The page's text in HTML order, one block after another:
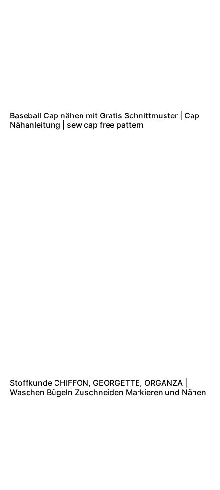
Baseball Cap nähen mit Gratis Schnittmuster | Cap
Nähanleitung | sew cap free pattern
Stoffkunde CHIFFON, GEORGETTE, ORGANZA |
Waschen Bügeln Zuschneiden Markieren und Nähen